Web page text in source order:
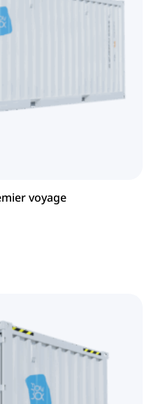
voyage